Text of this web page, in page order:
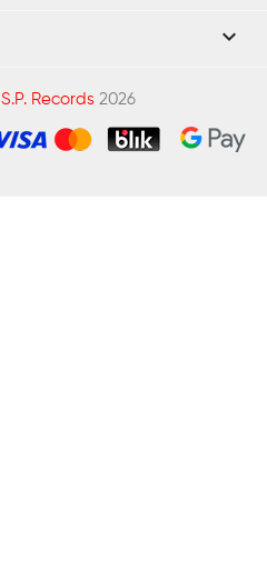

S.P. Records2026